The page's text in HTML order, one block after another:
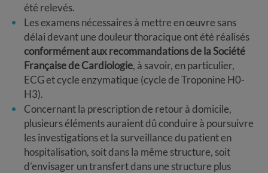
été relevés.
Les examens nécessaires à mettre en œuvre sans
délai devant une douleur thoracique ont été réalisés
conformément aux recommandations de la Société
Française de Cardiologie, à savoir, en particulier,
ECG et cycle enzymatique (cycle de Troponine H0-
H3).
Concernant la prescription de retour à domicile,
plusieurs éléments auraient dû conduire à poursuivre
les investigations et la surveillance du patient en
hospitalisation, soit dans la même structure, soit
d’envisager un transfert dans une structure plus